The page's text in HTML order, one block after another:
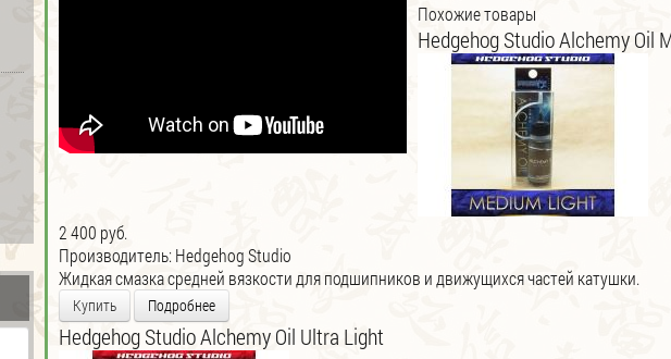
Похожие товары
Hedgehog Studio Alchemy Oil
2 400 руб.
Производитель: Hedgehog Studio
Жидкая смазка средней вязкости для подшипников и движущихся частей катушки.
Купить Подробнее
Hedgehog Studio Alchemy Oil Ultra Light